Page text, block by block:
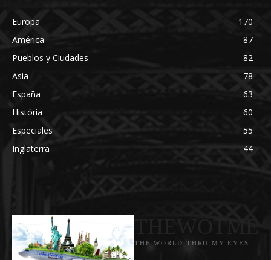
Europa
170
América
87
Pueblos y Ciudades
82
Asia
78
España
63
História
60
Especiales
55
Inglaterra
44
THE WORLD THRU MY EYES